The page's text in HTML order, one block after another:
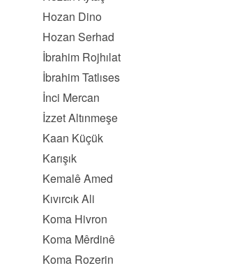
Hozan Dino
Hozan Serhad
İbrahim Rojhılat
İbrahim Tatlıses
İnci Mercan
İzzet Altınmeşe
Kaan Küçük
Karışık
Kemalê Amed
Kıvırcık Ali
Koma Hivron
Koma Mêrdinê
Koma Rozerin